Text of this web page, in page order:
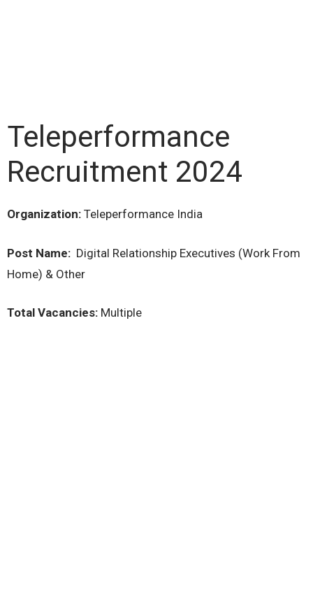
Teleperformance
Recruitment 2024
Organization: Teleperformance India
Post Name: Digital Relationship Executives (Work From
Home) & Other
Total Vacancies: Multiple